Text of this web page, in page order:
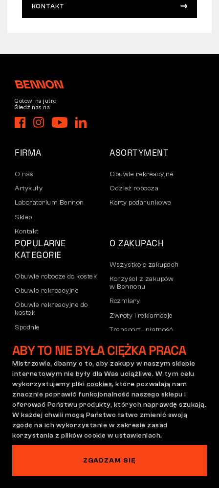
KONTAKT
Gotowi na jutro
Śledź nas na
FIRMA
O nas
Artykuły
Laboratorium Bennon
Sklep
Kontakt
ASORTYMENT
Obuwie rekreacyjne
Odzież robocza
Karty podarunkowe
POPULARNE
KATEGORIE
Obuwie robocze do kostek
Obuwie rekreacyjne
Obuwie rekreacyjne do
kostek
Spodnie
O ZAKUPACH
Wszystko o zakupach
Korzyści z zakupów
w Bennonu
Rozmiary
Zwroty i reklamacje
Transport i płatność
Konto firmowe
Rejestracja partnerów B2B
Reklamacje i gwarancja
Regulamin zakupów
Polityka reklamacji
Ustawienia plików cookie
GDPR
Polska | Polski
ABY TO NIE BYŁA CIĘŻKA PRACA
Mistrzowie, dbamy o to, aby zakupy w naszym sklepie
internetowym nie były dla Was uciążliwe. W tym celu
wykorzystujemy pliki cookies, które pozwalają nam
znacznie poprawić funkcjonalność naszego sklepu i
oferować Państwu produkty, których naprawdę szukają.
W każdej chwili mogą Państwo łatwo zmienić swoją
zgodę na ich wykorzystanie w zakresie zasad
korzystania z plików cookie w ustawieniach.
ZGADZAM SIĘ